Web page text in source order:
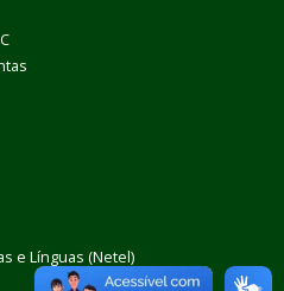
e Línguas (Netel)